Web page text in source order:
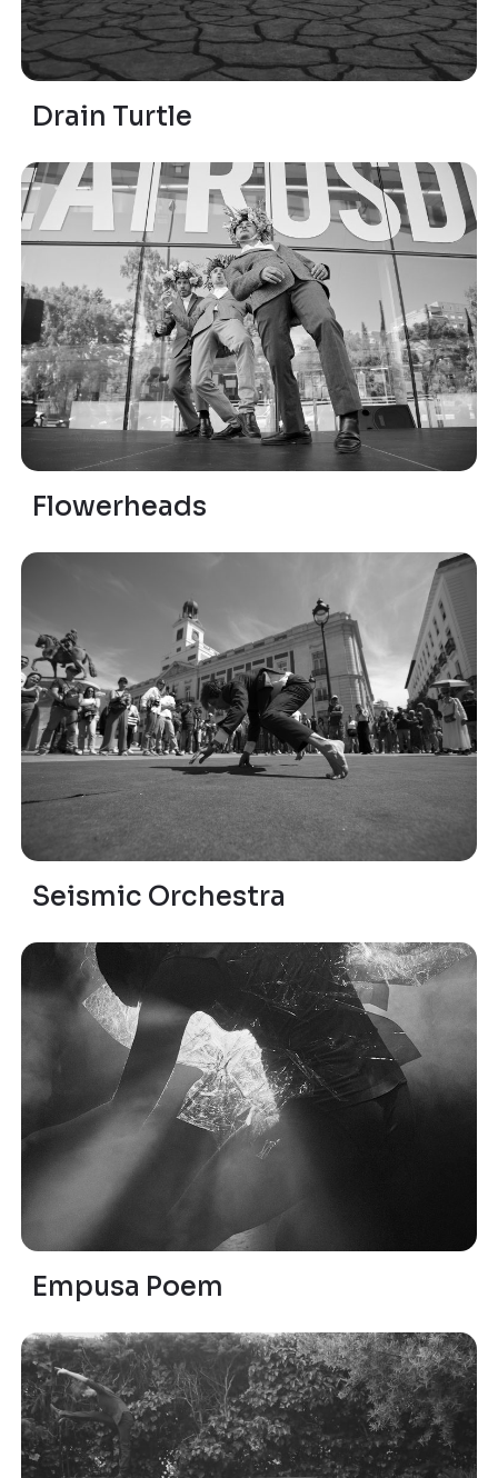
Drain Turtle
Flowerheads
Seismic Orchestra
Empusa Poem